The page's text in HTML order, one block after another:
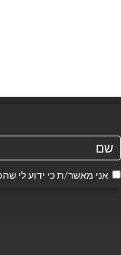
אני מאשר/ת כי ידוע לי שהפרטים